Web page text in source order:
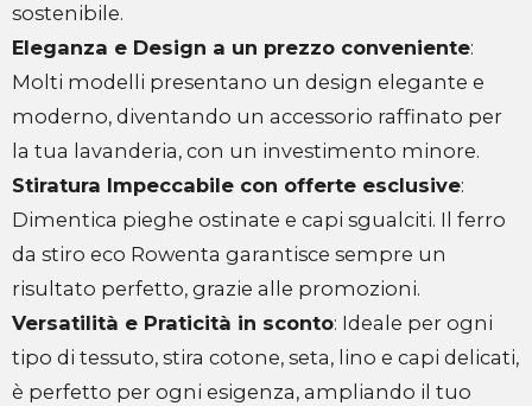
sostenibile.
Eleganza e Design a un prezzo conveniente:
Molti modelli presentano un design elegante e
moderno, diventando un accessorio raffinato per
la tua lavanderia, con un investimento minore.
Stiratura Impeccabile con offerte esclusive:
Dimentica pieghe ostinate e capi sgualciti. Il ferro
da stiro eco Rowenta garantisce sempre un
risultato perfetto, grazie alle promozioni.
Versatilità e Praticità in sconto: Ideale per ogni
tipo di tessuto, stira cotone, seta, lino e capi delicati,
è perfetto per ogni esigenza, ampliando il tuo